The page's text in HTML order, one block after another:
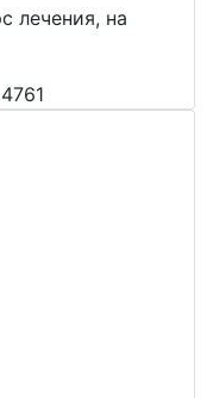
лечения, на
4761